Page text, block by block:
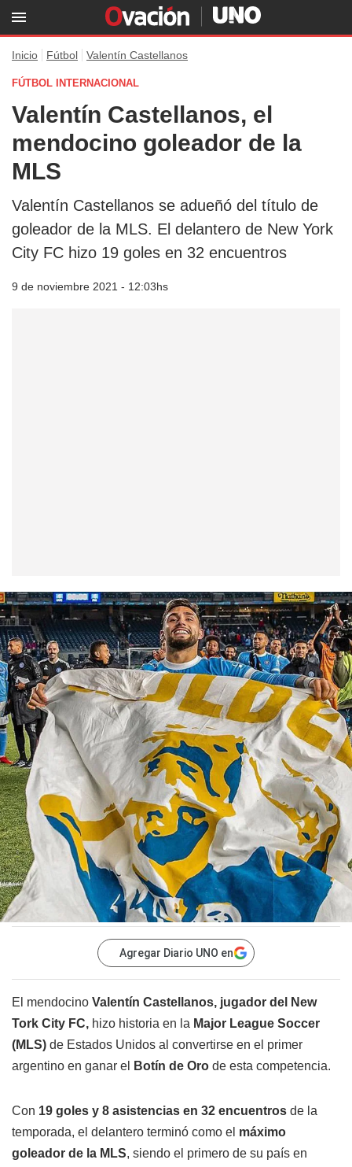
Inicio Fútbol Valentín Castellanos
FÚTBOL INTERNACIONAL
Valentín Castellanos, el
mendocino goleador de la
MLS
Valentín Castellanos se adueñó del título de
goleador de la MLS. El delantero de New York
City FC hizo 19 goles en 32 encuentros
9 de noviembre 2021 - 12:03hs
Agregar Diario UNO en
El mendocino Valentín Castellanos, jugador del New
Tork City FC, hizo historia en la Major League Soccer
(MLS) de Estados Unidos al convertirse en el primer
argentino en ganar el
Botín de Oro de esta competencia.
Con 19 goles y 8 asistencias en 32 encuentros de la
temporada, el delantero terminó como el máximo
goleador de la MLS, siendo el primero de su país en